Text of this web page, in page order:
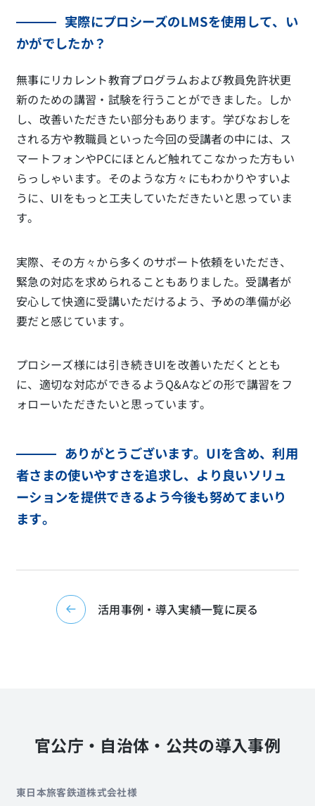
実際にプロシーズのLMSを使用して、い
かがでしたか？
無事にリカレント教育プログラムおよび教員免許状更
新のための講習・試験を行うことができました。しか
し、改善いただきたい部分もあります。学びなおしを
される方や教職員といった今回の受講者の中には、ス
マートフォンやPCにほとんど触れてこなかった方もい
らっしゃいます。そのような方々にもわかりやすいよ
うに、UIをもっと工夫していただきたいと思っていま
す。
実際、その方々から多くのサポート依頼をいただき、
緊急の対応を求められることもありました。受講者が
安心して快適に受講いただけるよう、予めの準備が必
要だと感じています。
プロシーズ様には引き続きUIを改善いただくととも
に、適切な対応ができるようQ&Aなどの形で講習をフ
ォローいただきたいと思っています。
ありがとうございます。UIを含め、利用
者さまの使いやすさを追求し、より良いソリュ
ーションを提供できるよう今後も努めてまいり
ます。
活用事例・導入実績一覧に戻る
官公庁・自治体・公共の導入事例
東日本旅客鉄道株式会社様